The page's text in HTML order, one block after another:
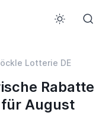
Lotterie DE
Rabatte
August